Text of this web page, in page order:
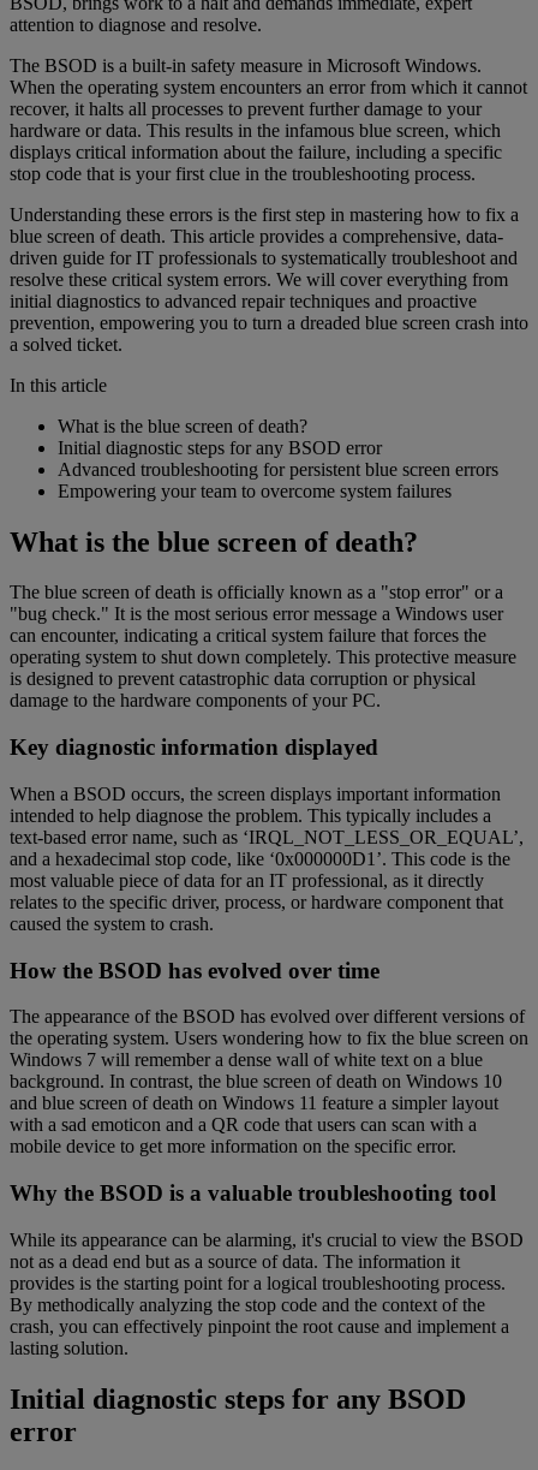
attention to diagnose and resolve.
The BSOD is a built-in safety measure in Microsoft Windows.
When the operating system encounters an error from which it cannot
recover, it halts all processes to prevent further damage to your
hardware or data. This results in the infamous blue screen, which
displays critical information about the failure, including a specific
stop code that is your first clue in the troubleshooting process.
Understanding these errors is the first step in mastering how to fix a
blue screen of death. This article provides a comprehensive, data-
driven guide for IT professionals to systematically troubleshoot and
resolve these critical system errors. We will cover everything from
initial diagnostics to advanced repair techniques and proactive
prevention, empowering you to turn a dreaded blue screen crash into
a solved ticket.
In this article
What is the blue screen of death?
Initial diagnostic steps for any BSOD error
Advanced troubleshooting for persistent blue screen errors
Empowering your team to overcome system failures
What is the blue screen of death?
The blue screen of death is officially known as a "stop error" or a
"bug check." It is the most serious error message a Windows user
can encounter, indicating a critical system failure that forces the
operating system to shut down completely. This protective measure
is designed to prevent catastrophic data corruption or physical
damage to the hardware components of your PC.
Key diagnostic information displayed
When a BSOD occurs, the screen displays important information
intended to help diagnose the problem. This typically includes a
text-based error name, such as ‘IRQL_NOT_LESS_OR_EQUAL’,
and a hexadecimal stop code, like ‘0x000000D1’. This code is the
most valuable piece of data for an IT professional, as it directly
relates to the specific driver, process, or hardware component that
caused the system to crash.
How the BSOD has evolved over time
The appearance of the BSOD has evolved over different versions of
the operating system. Users wondering how to fix the blue screen on
Windows 7 will remember a dense wall of white text on a blue
background. In contrast, the blue screen of death on Windows 10
and blue screen of death on Windows 11 feature a simpler layout
with a sad emoticon and a QR code that users can scan with a
mobile device to get more information on the specific error.
Why the BSOD is a valuable troubleshooting tool
While its appearance can be alarming, it's crucial to view the BSOD
not as a dead end but as a source of data. The information it
provides is the starting point for a logical troubleshooting process.
By methodically analyzing the stop code and the context of the
crash, you can effectively pinpoint the root cause and implement a
lasting solution.
Initial diagnostic steps for any BSOD
error